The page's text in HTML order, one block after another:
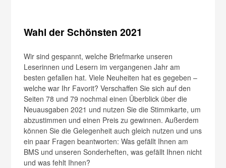
Wahl der Schönsten 2021
Wir sind gespannt, welche Briefmarke unseren
Leserinnen und Lesern im vergangenen Jahr am
besten gefallen hat. Viele Neuheiten hat es gegeben –
welche war Ihr Favorit? Verschaffen Sie sich auf den
Seiten 78 und 79 nochmal einen Überblick über die
Neuaus­gaben 2021 und nutzen Sie die Stimmkarte, um
abzustimmen und einen Preis zu gewinnen. Außerdem
können Sie die Gelegenheit auch gleich nutzen und uns
ein paar Fragen be­antworten: Was gefällt Ihnen am
BMS und ­unseren Sonderheften, was gefällt Ihnen nicht
und was fehlt Ihnen?